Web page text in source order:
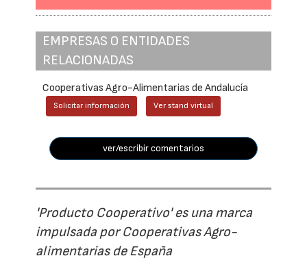
EMPRESAS O ENTIDADES
RELACIONADAS
Cooperativas Agro-Alimentarias de Andalucía
Solicitar información Ver stand virtual
ver/escribir comentarios
'Producto Cooperativo' es una marca
impulsada por Cooperativas Agro-
alimentarias de España